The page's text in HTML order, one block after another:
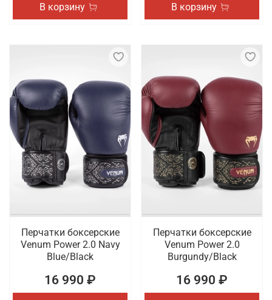
В корзину В корзину
Перчатки боксерские
Venum Power 2.0 Navy
Blue/Black
16 990 ₽
Перчатки боксерские
Venum Power 2.0
Burgundy/Black
16 990 ₽